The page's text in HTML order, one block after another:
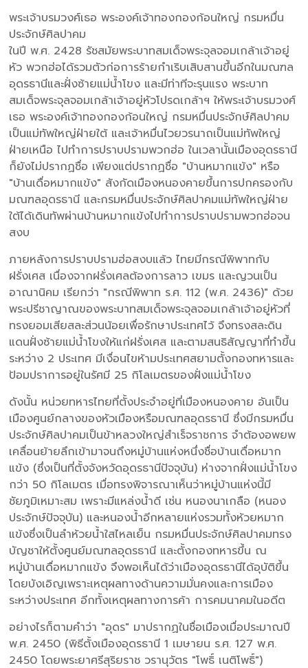
พระเจ้าบรมวงศ์เธอ พระองค์เจ้าทองกองก้อนใหญ่ กรมหมื่น
ประจักษ์ศิลปาคม
ในปี พ.ศ. 2428 รัชสมัยพระบาทสมเด็จพระจุลจอมเกล้าเจ้าอยู่
หัว พวกฮ่อได้รวมตัวก่อการร้ายกำเริบเสิบสานขึ้นอีกในมณฑล
อุดรธานีและฝั่งซ้ายแม่น้ำโขง และมีท่าทีจะรุนแรง พระบาท
สมเด็จพระจุลจอมเกล้าเจ้าอยู่หัวโปรดเกล้าฯ ให้พระเจ้าบรมวงศ์
เธอ พระองค์เจ้าทองกองก้อนใหญ่ กรมหมื่นประจักษ์ศิลปาคม
เป็นแม่ทัพใหญ่ฝ่ายใต้ และเจ้าหมื่นไวยวรนาถเป็นแม่ทัพใหญ่
ฝ่ายเหนือ ไปทำการปราบปรามพวกฮ่อ ในเวลานั้นเมืองอุดรธานี
ก็ยังไม่ปรากฏชื่อ เพียงแต่ปรากฏชื่อ "บ้านหมากแข้ง" หรือ
"บ้านเดื่อหมากแข้ง" สังกัดเมืองหนองคายขึ้นการปกครองกับ
มณฑลอุดรธานี และกรมหมื่นประจักษ์ศิลปาคมแม่ทัพใหญ่ฝ่าย
ใต้ได้เดินทัพผ่านบ้านหมากแข้งไปทำการปราบปรามพวกฮ่อจน
สงบ
ภายหลังการปราบปรามฮ่อสงบแล้ว ไทยมีกรณีพิพาทกับ
ฝรั่งเศส เนื่องจากฝรั่งเศลต้องการลาว เขมร และญวนเป็น
อาณานิคม เรียกว่า "กรณีพิพาท ร.ศ. 112 (พ.ศ. 2436)" ด้วย
พระปรีชาญาณของพระบาทสมเด็จพระจุลจอมเกล้าเจ้าอยู่หัวที่
ทรงยอมเสียสละส่วนน้อยเพื่อรักษาประเทศไว้ จึงทรงสละดิน
แดนฝั่งซ้ายแม่น้ำโขงให้แก่ฝรั่งเศส และตามสนธิสัญญาที่ทำขึ้น
ระหว่าง 2 ประเทศ มีเงื่อนไขห้ามประเทศสยามตั้งกองทหารและ
ป้อมปราการอยู่ในรัศมี 25 กิโลเมตรของฝั่งแม่น้ำโขง
ดังนั้น หน่วยทหารไทยที่ตั้งประจำอยู่ที่เมืองหนองคาย อันเป็น
เมืองศูนย์กลางของหัวเมืองหรือมณฑลอุดรธานี ซึ่งมีกรมหมื่น
ประจักษ์ศิลปาคมเป็นข้าหลวงใหญ่สำเร็จราชการ จำต้องอพยพ
เคลื่อนย้ายลึกเข้ามาจนถึงหมู่บ้านแห่งหนึ่งชื่อบ้านเดื่อหมาก
แข้ง (ซึ่งเป็นที่ตั้งจังหวัดอุดรธานีปัจจุบัน) ห่างจากฝั่งแม่น้ำโขง
กว่า 50 กิโลเมตร เมื่อทรงพิจารณาเห็นว่าหมู่บ้านแห่งนี้มี
ชัยภูมิเหมาะสม เพราะมีแหล่งน้ำดี เช่น หนองนาเกลือ (หนอง
ประจักษ์ปัจจุบัน) และหนองน้ำอีกหลายแห่งรวมทั้งห้วยหมาก
แข้งซึ่งเป็นลำห้วยน้ำใสไหลเย็น กรมหมื่นประจักษ์ศิลปาคมทรง
บัญชาให้ตั้งศูนย์มณฑลอุดรธานี และตั้งกองทหารขึ้น ณ
หมู่บ้านเดื่อหมากแข้ง จึงพอเห็นได้ว่าเมืองอุดรธานีได้อุบัติขึ้น
โดยบังเอิญเพราะเหตุผลทางด้านความมั่นคงและการเมือง
ระหว่างประเทศ อีกทั้งเหตุผลทางการค้า การคมนาคมในอดีต
อย่างไรก็ตามคำว่า "อุดร" มาปรากฏในชื่อเมืองเมื่อประมาณปี
พ.ศ. 2450 (พิธีตั้งเมืองอุดรธานี 1 เมษายน ร.ศ. 127 พ.ศ.
2450 โดยพระยาศรีสุริยราช วรานุวัตร "โพธิ์ เนติโพธิ์")